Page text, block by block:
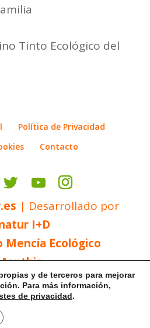
Política de Privacidad
Contacto
| Desarrollado por
I+D
y de terceros para mejorar
Para más información,
de privacidad.